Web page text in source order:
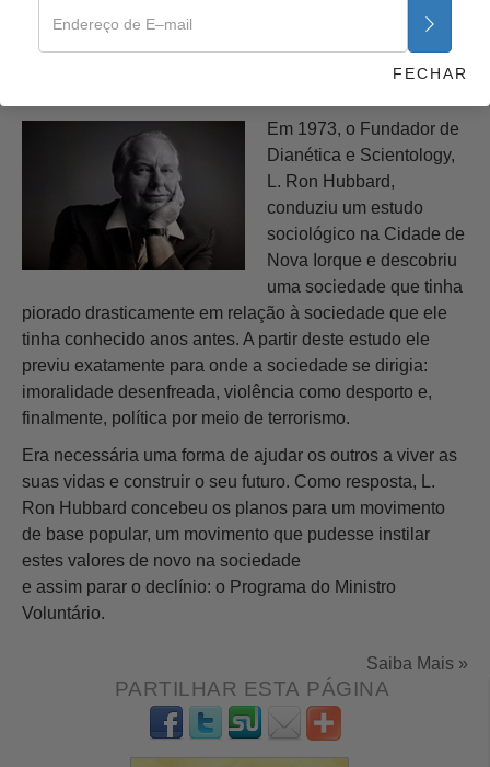
A INFLUÊNCIA DA RELIGIÃO
NA SOCIEDADE DE
Em 1973, o Fundador de
Dianética e Scientology,
L. Ron Hubbard,
conduziu um estudo
sociológico na Cidade de
Nova Iorque e descobriu
uma sociedade que tinha
piorado drasticamente em relação à sociedade que ele
tinha conhecido anos antes. A partir deste estudo ele
previu exatamente para onde a sociedade se dirigia:
imoralidade desenfreada, violência como desporto e,
finalmente, política por meio de terrorismo.
Era necessária uma forma de ajudar os outros a viver as
suas vidas e construir o seu futuro. Como resposta, L.
Ron Hubbard concebeu os planos para um movimento
de base popular, um movimento que pudesse instilar
estes valores de novo na sociedade
e assim parar o declínio: o Programa do Ministro
Voluntário.
Saiba Mais »
PARTILHAR ESTA PÁGINA
FECHAR